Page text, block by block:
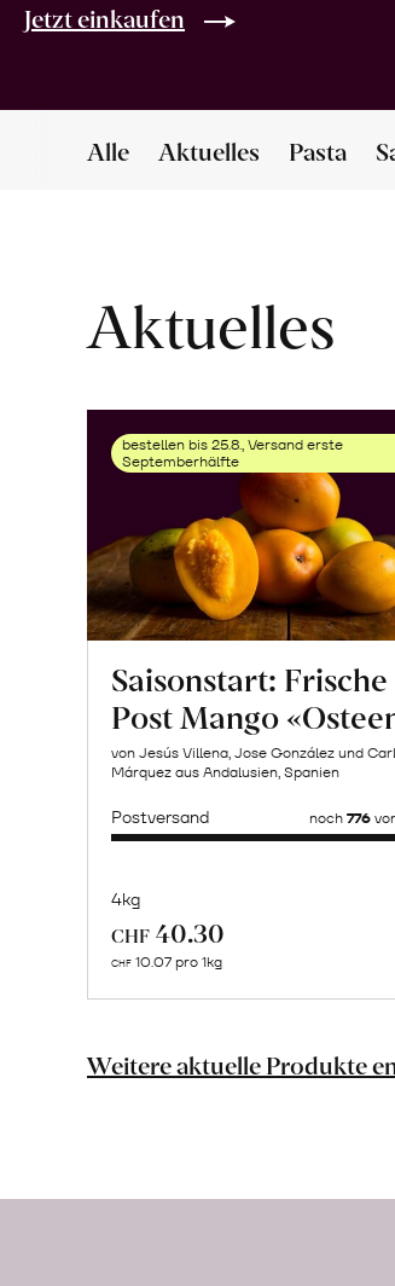
Jetzt einkaufen
Alle Aktuelles Pasta
Aktuelles
bestellen bis 25.8., Versand erste
Septemberhälfte
Saisonstart: Frische
Post Mango
von Jesús Villena, Jose González und
Márquez aus Andalusien, Spanien
Postversand noch 776
4kg
CHF 40.30
CHF 10.07 pro 1kg
ab
Weitere aktuelle Produkte